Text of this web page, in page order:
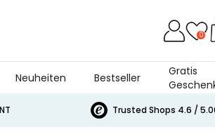
0
Neuheiten Bestseller
Gratis
Geschenk
Trusted Shops 4.6 / 5.00